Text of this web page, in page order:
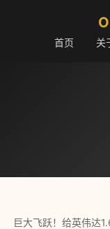
首页 关
巨大飞跃！给英伟达